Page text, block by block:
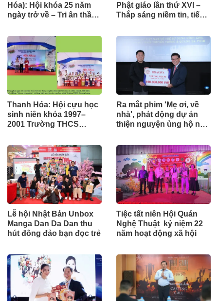
Hóa): Hội khóa 25 năm
ngày trở về – Tri ân thầy
dưới mái trường xưa
Phật giáo lần thứ XVI –
Thắp sáng niềm tin, tiếp
Thanh Hóa: Hội cựu học
sinh niên khóa 1997–
2001 Trường THCS
trở về của yêu thương và
lòng biết ơn
Ra mắt phim 'Mẹ ơi, về
nhà', phát động dự án
thiện nguyện ủng hộ nạn
Lễ hội Nhật Bản Unbox
Manga Dan Da Dan thu
hút đông đảo bạn đọc trẻ
Tiệc tất niên Hội Quán
Nghệ Thuật kỷ niệm 22
năm hoạt động xã hội